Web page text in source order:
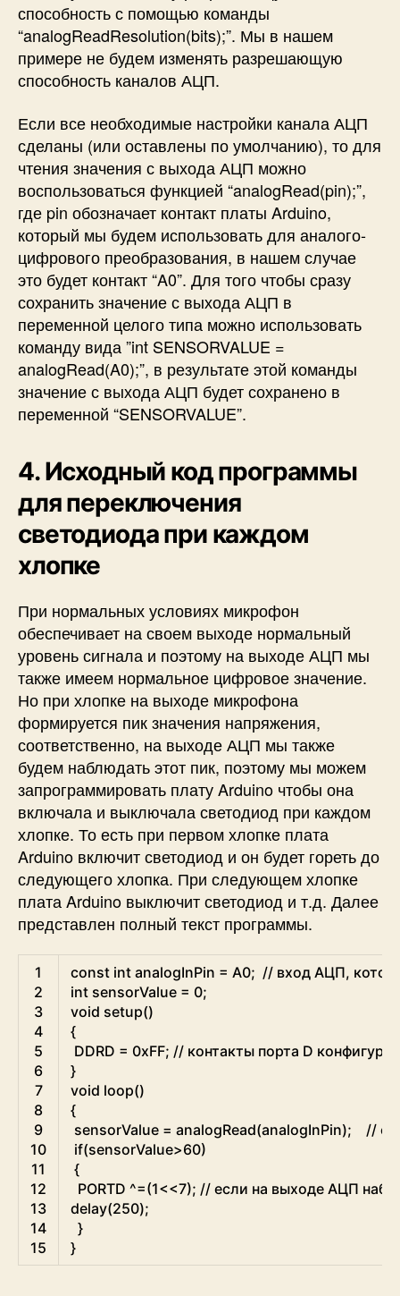
способность с помощью команды
“analogReadResolution(bits);”. Мы в нашем
примере не будем изменять разрешающую
способность каналов АЦП.
Если все необходимые настройки канала АЦП
сделаны (или оставлены по умолчанию), то для
чтения значения с выхода АЦП можно
воспользоваться функцией “analogRead(pin);”,
где pin обозначает контакт платы Arduino,
который мы будем использовать для аналого-
цифрового преобразования, в нашем случае
это будет контакт “A0”. Для того чтобы сразу
сохранить значение с выхода АЦП в
переменной целого типа можно использовать
команду вида ”int SENSORVALUE =
analogRead(A0);”, в результате этой команды
значение с выхода АЦП будет сохранено в
переменной “SENSORVALUE”.
4. Исходный код программы
для переключения
светодиода при каждом
хлопке
При нормальных условиях микрофон
обеспечивает на своем выходе нормальный
уровень сигнала и поэтому на выходе АЦП мы
также имеем нормальное цифровое значение.
Но при хлопке на выходе микрофона
формируется пик значения напряжения,
соответственно, на выходе АЦП мы также
будем наблюдать этот пик, поэтому мы можем
запрограммировать плату Arduino чтобы она
включала и выключала светодиод при каждом
хлопке. То есть при первом хлопке плата
Arduino включит светодиод и он будет гореть до
следующего хлопка. При следующем хлопке
плата Arduino выключит светодиод и т.д. Далее
представлен полный текст программы.
Arduino
1
2
3
4
5
6
7
8
9
10
11
12
13
14
15
const int analogInPin = A0; // вход АЦП,
int sensorValue = 0;
void setup()
{
DDRD = 0xFF; // контакты порта D
}
void loop()
{
sensorValue = analogRead(analogInPin);
//
if(sensorValue>60)
{
PORTD ^=(1<<7); // если на выходе АЦП
delay(250);
}
}